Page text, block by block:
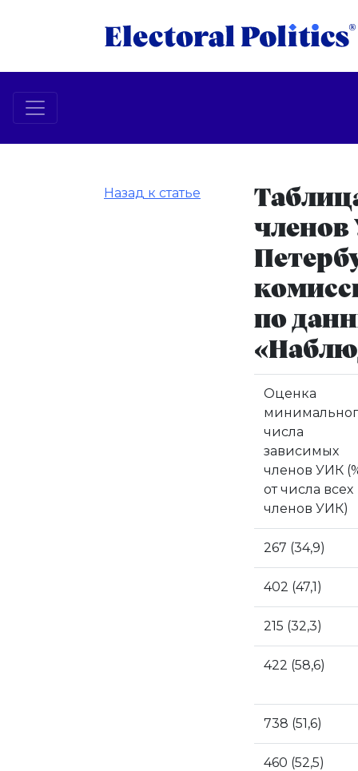
Назад к статье
по
Оценка
числа
зависимых
членов УИК
от числа всех
членов УИК)
267 (34,9)
402 (47,1)
215 (32,3)
422 (58,6)
738 (51,6)
460 (52,5)